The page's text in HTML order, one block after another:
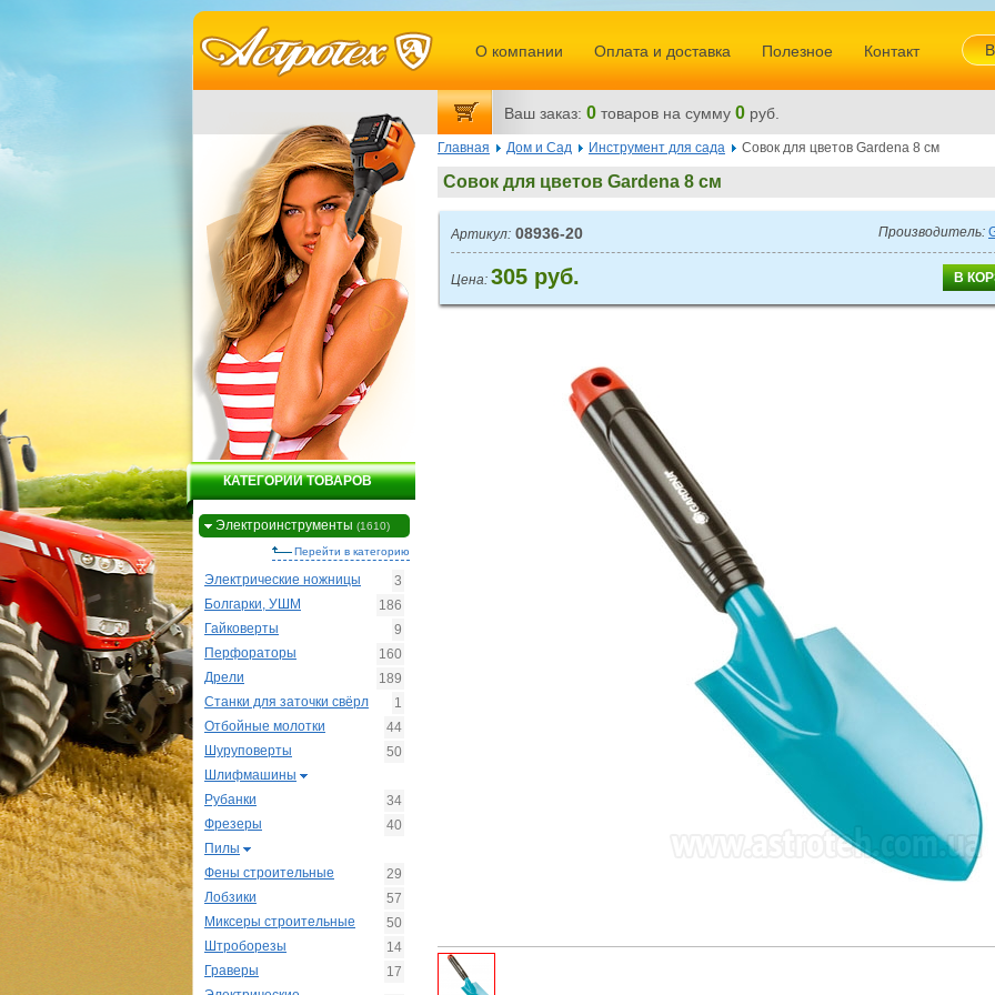
Главная Дом и Сад Инструмент для сада Совок для цветов Gardena 8 см
Совок для цветов Gardena 8 см
Артикул: 08936-20 Производитель:
Цена: 305 руб.
КАТЕГОРИИ ТОВАРОВ
Электроинструменты (1610)
Перейти в категорию
Электрические ножницы
3
Болгарки, УШМ
186
Гайковерты
9
Перфораторы
160
Дрели
189
Станки для заточки свёрл
1
Отбойные молотки
44
Шуруповерты
50
Шлифмашины
Рубанки
34
Фрезеры
40
Пилы
Фены строительные
29
Лобзики
57
Миксеры строительные
50
Штроборезы
14
Граверы
17
О компании Оплата и доставка Полезное Контакт
Ваш заказ: 0 товаров на сумму 0 руб.